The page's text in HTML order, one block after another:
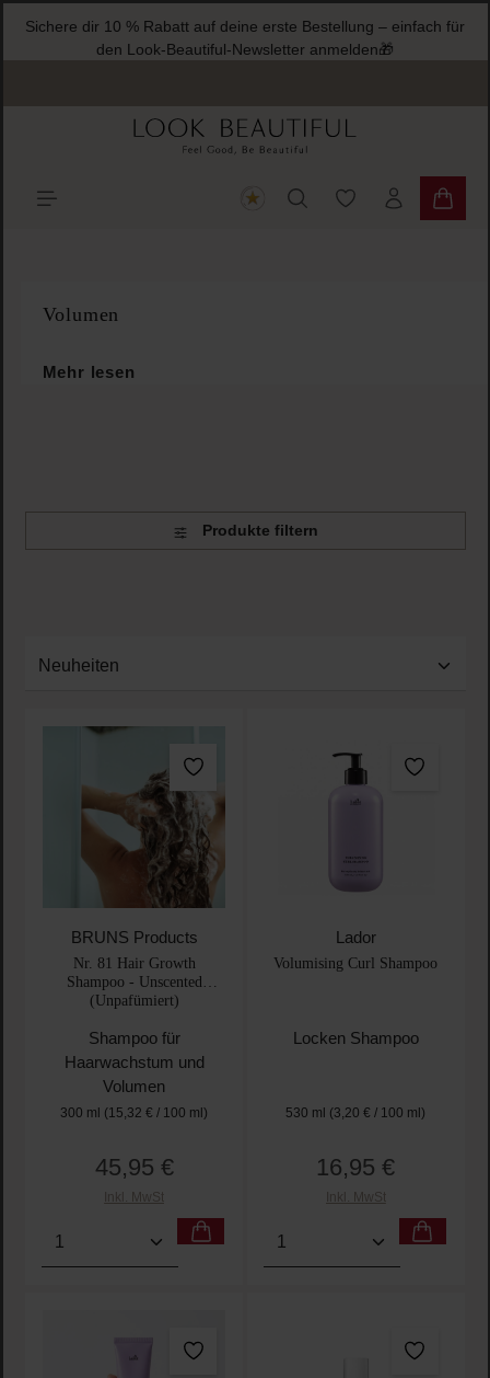
springen
Sichere dir 10 % Rabatt auf deine erste Bestellung – einfach für
den Look-Beautiful-Newsletter anmelden🎁
Du hast 0
Volumen
Mehr lesen
Produkte filtern
BRUNS Products
Nr. 81 Hair Growth
Shampoo - Unscented
(Unpafümiert)
Shampoo für
Haarwachstum und
Volumen
300 ml (15,32 € / 100 ml)
Regulärer Preis:
45,95 €
Inkl. MwSt
Produkt Anzahl: Gib den gewünschten Wert ein
Lador
Volumising Curl Shampoo
Locken Shampoo
530 ml (3,20 € / 100 ml)
Regulärer Preis:
16,95 €
Inkl. MwSt
Produkt Anzahl: Gib